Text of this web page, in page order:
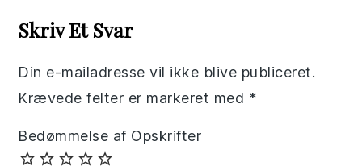
Interactions
Skriv Et Svar
Din e-mailadresse vil ikke blive publiceret.
Krævede felter er markeret med *
Bedømmelse af Opskrifter